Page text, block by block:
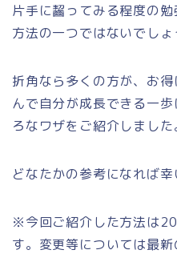
片手に齧ってみる程度の
方法の一つではないでしょ
折角なら多くの方が、お
んで自分が成長できる一
ろなワザをご紹介しました
どなたかの参考になれば幸
※今回ご紹介した方法は
す。変更等については最新